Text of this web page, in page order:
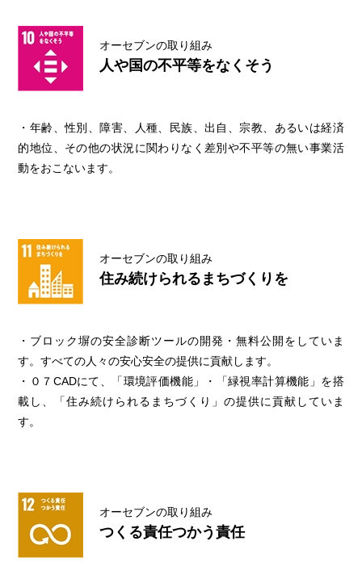
オーセブンの取り組み
人や国の不平等をなくそう
・年齢、性別、障害、人種、民族、出自、宗教、あるいは経済
的地位、その他の状況に関わりなく差別や不平等の無い事業活
動をおこないます。
オーセブンの取り組み
住み続けられるまちづくりを
・ブロック塀の安全診断ツールの開発・無料公開をしていま
す。すべての人々の安心安全の提供に貢献します。
・０７CADにて、「環境評価機能」・「緑視率計算機能」を搭
載し、「住み続けられるまちづくり」の提供に貢献していま
す。
オーセブンの取り組み
つくる責任つかう責任